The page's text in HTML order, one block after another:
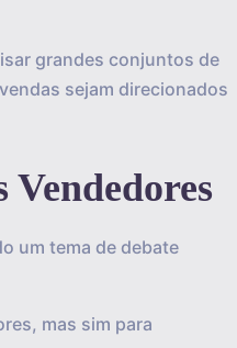
grandes conjuntos de
sejam direcionados
um tema de debate
mas sim para